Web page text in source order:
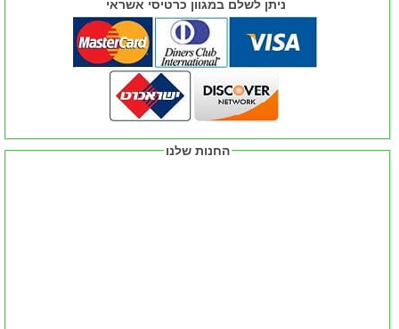
החנות שלנו